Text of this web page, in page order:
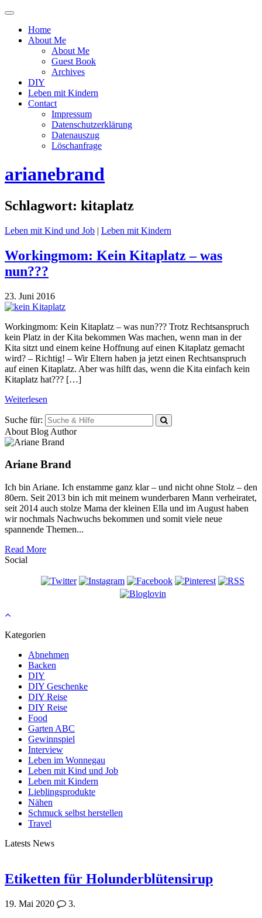
Menü
oder
ausblenden
Home
About Me
About Me
Guest Book
Archives
DIY
Leben mit Kindern
Contact
Impressum
Datenschutzerklärung
Datenauszug
Löschanfrage
arianebrand
Schlagwort: kitaplatz
Leben mit Kind und Job | Leben mit Kindern
Workingmom: Kein Kitaplatz – was
nun???
23. Juni 2016
Workingmom: Kein Kitaplatz – was nun??? Trotz Rechtsanspruch
kein Platz in der Kita bekommen Was machen, wenn man in der
Kita sitzt und einem keine Hoffnung auf einen Kitaplatz gemacht
wird? – Richtig! – Wir Eltern haben ja jetzt einen Rechtsanspruch
auf einen Kitaplatz. Aber was hilft das, wenn die Kita einfach kein
Kitaplatz hat??? […]
Weiterlesen
Suche für:
About Blog Author
Ariane Brand
Ich bin Ariane. Ich enstamme ganz klar – und nicht ohne Stolz – den
80ern. Seit 2013 bin ich mit meinem wunderbaren Mann verheiratet,
seit 2014 auch stolze Mama der kleinen Ella und im August haben
wir nochmals Nachwuchs bekommen und somit viele neue
spannende Themen...
Read More
Social
Kategorien
Abnehmen
Backen
DIY
DIY Geschenke
DIY Reise
DIY Reise
Food
Garten ABC
Gewinnspiel
Interview
Leben im Wonnegau
Leben mit Kind und Job
Leben mit Kindern
Lieblingsprodukte
Nähen
Schmuck selbst herstellen
Travel
Latests News
Etiketten für Holunderblütensirup
19. Mai 2020 3.